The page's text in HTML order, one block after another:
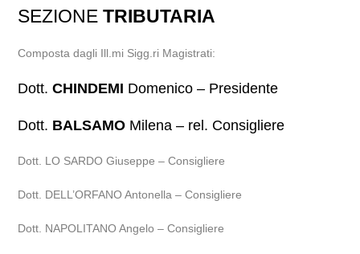
SEZIONETRIBUTARIA
Composta dagli Ill.mi Sigg.ri Magistrati:
Dott.CHINDEMI Domenico – Presidente
Dott. BALSAMO Milena – rel. Consigliere
Dott. LO SARDO Giuseppe – Consigliere
Dott. DELL’ORFANO Antonella – Consigliere
Dott. NAPOLITANO Angelo – Consigliere